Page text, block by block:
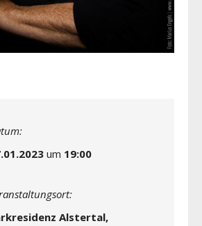
um 19:00
Alstertal,